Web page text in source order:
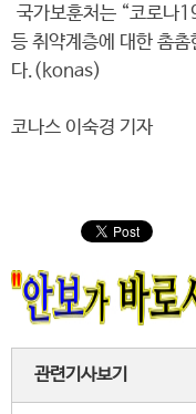
국가보훈처는 “코로나
등 취약계층에 대한 촘
다.(konas)
코나스 이숙경 기자
관련기사보기